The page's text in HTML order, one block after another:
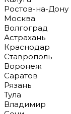
Ростов-на-Дону
Москва
Волгоград
Астрахань
Краснодар
Ставрополь
Воронеж
Саратов
Рязань
Тула
Владимир